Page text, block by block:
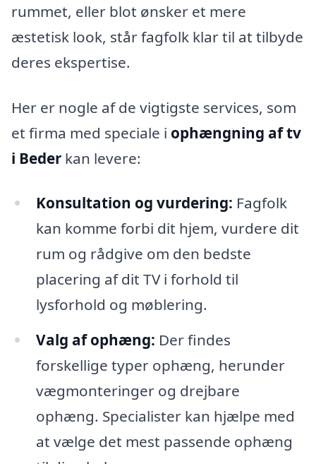
rummet, eller blot ønsker et mere
æstetisk look, står fagfolk klar til at tilbyde
deres ekspertise.
Her er nogle af de vigtigste services, som
et firma med speciale i ophængning af tv
i Beder kan levere:
Konsultation og vurdering: Fagfolk
kan komme forbi dit hjem, vurdere dit
rum og rådgive om den bedste
placering af dit TV i forhold til
lysforhold og møblering.
Valg af ophæng: Der findes
forskellige typer ophæng, herunder
vægmonteringer og drejbare
ophæng. Specialister kan hjælpe med
at vælge det mest passende ophæng